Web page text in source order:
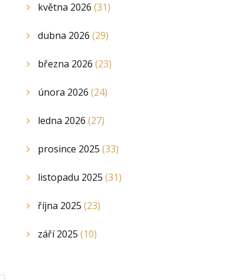
května 2026 (31)
dubna 2026 (29)
března 2026 (23)
února 2026 (24)
ledna 2026 (27)
prosince 2025 (33)
listopadu 2025 (31)
října 2025 (23)
září 2025 (10)